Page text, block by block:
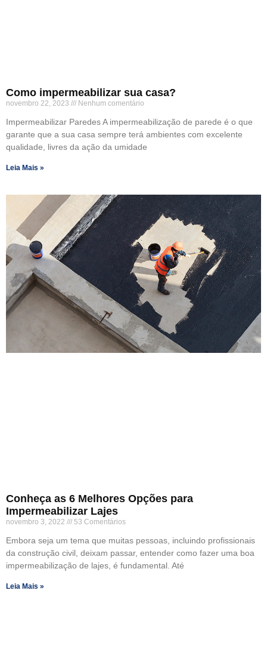
Como impermeabilizar sua casa?
novembro 22, 2023 Nenhum comentário
Impermeabilizar Paredes A impermeabilização de parede é o que
garante que a sua casa sempre terá ambientes com excelente
qualidade, livres da ação da umidade
Leia Mais »
Conheça as 6 Melhores Opções para
Impermeabilizar Lajes
novembro 3, 2022 53 Comentários
Embora seja um tema que muitas pessoas, incluindo profissionais
da construção civil, deixam passar, entender como fazer uma boa
impermeabilização de lajes, é fundamental. Até
Leia Mais »